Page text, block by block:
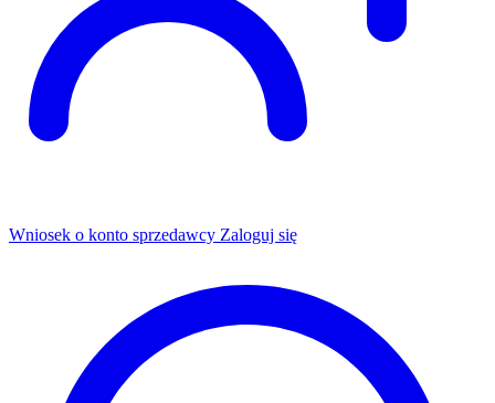
Wniosek o konto sprzedawcy Zaloguj się